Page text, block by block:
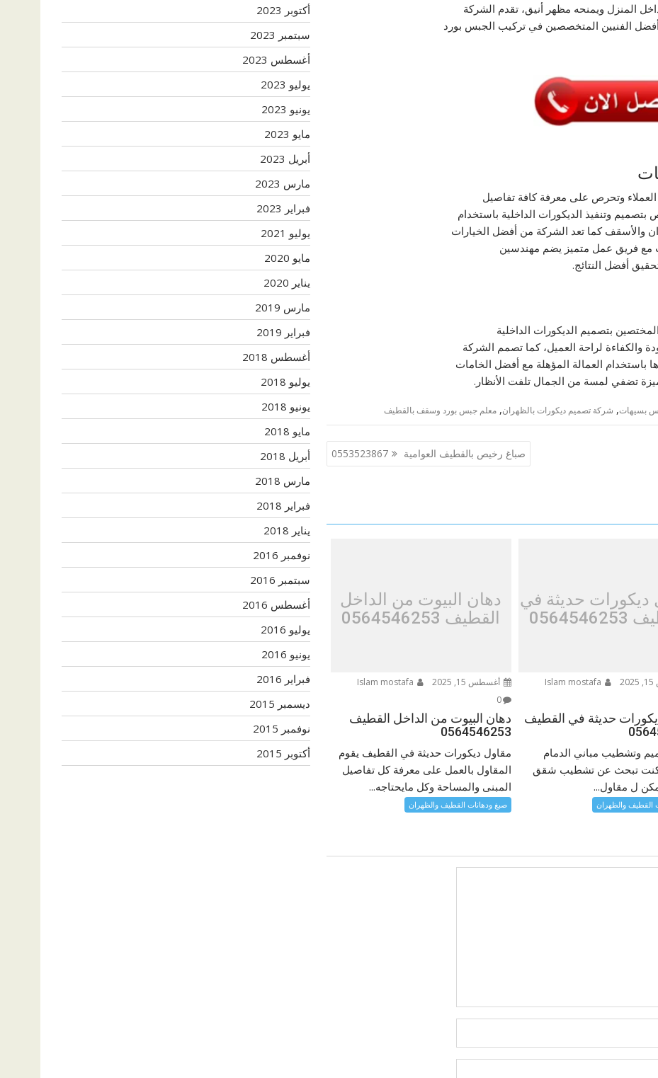
المنزل ويمنحه مظهر أنيق، تقدم الشركة
الفنيين المتخصصين في تركيب الجبس بورد
العملاء وتحرص على معرفة كافة تفاصيل
وتنفيذ الديكورات الداخلية باستخدام
والأسقف كما تعد الشركة من أفضل الخيارات
مع فريق عمل متميز يضم مهندسين
أفضل النتائج.
بتصميم الديكورات الداخلية
والكفاءة لراحة العميل، كما تصمم الشركة
باستخدام العمالة المؤهلة مع أفضل الخامات
تضفي لمسة من الجمال تلفت الأنظار.
بسيهات, شركة تصميم ديكورات بالظهران, معلم جبس بورد وسقف بالقطيف
صباغ رخيص بالقطيف العوامية 0553523867
ديكورات حديثة في
حديثة في القطيف
وتشطيب مباني الدمام
كنت تبحث عن تشطيب شقق
ل مقاول...
القطيف والظهران
دهان البيوت من الداخل
القطيف 0564546253
أغسطس 15, 2025
0
دهان البيوت من الداخل القطيف
0564546253
مقاول ديكورات حديثة في القطيف يقوم
المقاول بالعمل على معرفة كل تفاصيل
المبنى والمساحة وكل مايحتاجه...
صبغ ودهانات القطيف والظهران
أكتوبر 2023
سبتمبر 2023
أغسطس 2023
يوليو 2023
يونيو 2023
مايو 2023
أبريل 2023
مارس 2023
فبراير 2023
يوليو 2021
مايو 2020
يناير 2020
مارس 2019
فبراير 2019
أغسطس 2018
يوليو 2018
يونيو 2018
مايو 2018
أبريل 2018
مارس 2018
فبراير 2018
يناير 2018
نوفمبر 2016
سبتمبر 2016
أغسطس 2016
يوليو 2016
يونيو 2016
فبراير 2016
ديسمبر 2015
نوفمبر 2015
أكتوبر 2015